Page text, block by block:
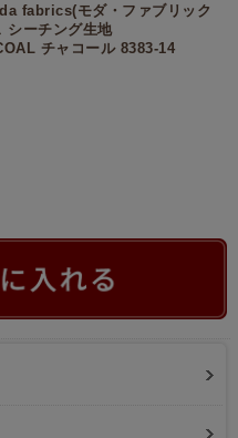
fabrics(モダ・ファブリック
ーチング生地
チャコール 8383-14